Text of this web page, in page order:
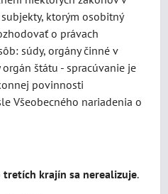
ktorým osobitný
o právach
súdy, orgány činné v
štátu - spracúvanie je
povinnosti
Všeobecného nariadenia o
tretích krajín sa nerealizuje.